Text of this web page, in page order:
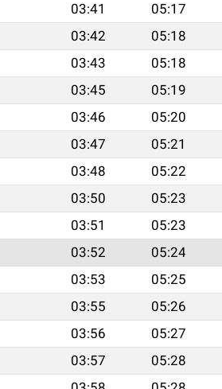
03:41 05:17
03:42 05:18
03:43 05:18
03:45 05:19
03:46 05:20
03:47 05:21
03:48 05:22
03:50 05:23
03:51 05:23
03:52 05:24
03:53 05:25
03:55 05:26
03:56 05:27
03:57 05:28